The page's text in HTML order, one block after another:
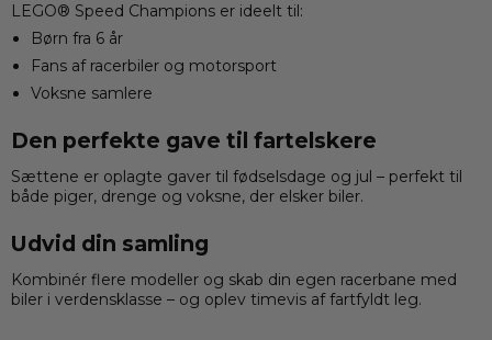
LEGO® Speed Champions er ideelt til:
Børn fra 6 år
Fans af racerbiler og motorsport
Voksne samlere
Den perfekte gave til fartelskere
Sættene er oplagte gaver til fødselsdage og jul – perfekt til
både piger, drenge og voksne, der elsker biler.
Udvid din samling
Kombinér flere modeller og skab din egen racerbane med
biler i verdensklasse – og oplev timevis af fartfyldt leg.